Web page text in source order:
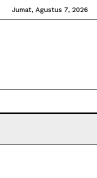
Jumat, Agustus 7, 2026